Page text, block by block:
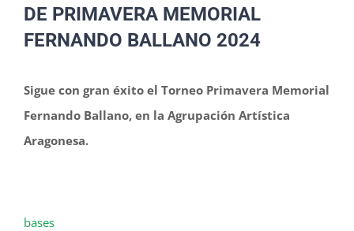
DE PRIMAVERA MEMORIAL
FERNANDO BALLANO 2024
Sigue con gran éxito el Torneo Primavera Memorial
Fernando Ballano, en la Agrupación Artística
Aragonesa.
bases